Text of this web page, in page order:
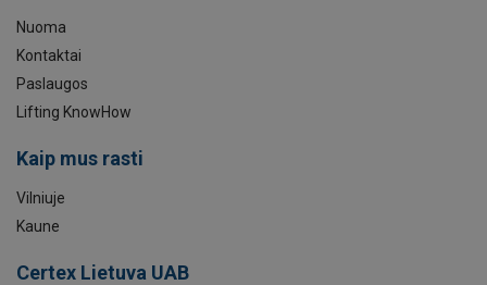
Nuoma
Kontaktai
Paslaugos
Lifting KnowHow
Kaip mus rasti
Vilniuje
Kaune
Certex Lietuva UAB